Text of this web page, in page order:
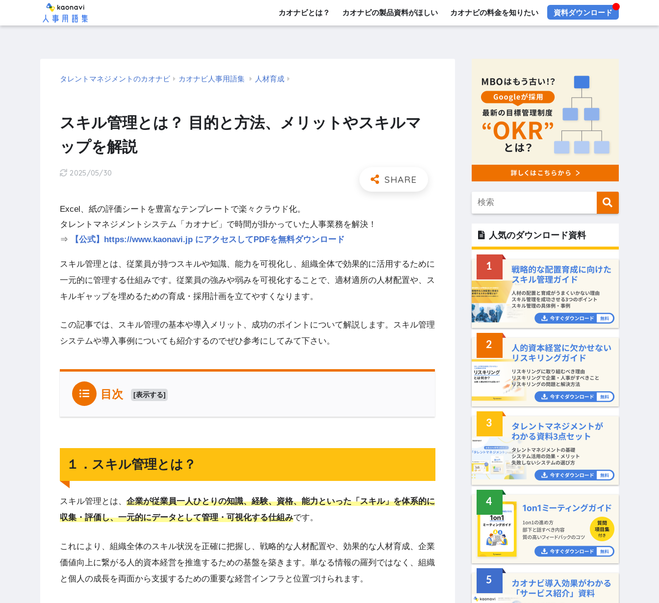
カオナビとは？ カオナビの製品資料がほしい カオナビの料金を知りたい 資料ダウンロード
タレントマネジメントのカオナビ カオナビ人事用語集 人材育成
スキル管理とは？ 目的と方法、メリットやスキルマ
ップを解説
2025/05/30
Excel、紙の評価シートを豊富なテンプレートで楽々クラウド化。
タレントマネジメントシステム「カオナビ」で時間が掛かっていた人事業務を解決！
⇒
【公式】https://www.kaonavi.jp にアクセスしてPDFを無料ダウンロード
スキル管理とは、従業員が持つスキルや知識、能力を可視化し、組織全体で効果的に活用するために
一元的に管理する仕組みです。従業員の強みや弱みを可視化することで、適材適所の人材配置や、ス
キルギャップを埋めるための育成・採用計画を立てやすくなります。
この記事では、スキル管理の基本や導入メリット、成功のポイントについて解説します。スキル管理
システムや導入事例についても紹介するのでぜひ参考にしてみて下さい。
目次 [表示する]
１．スキル管理とは？
スキル管理とは、 企業が従業員一人ひとりの知識、経験、資格、能力といった「スキル」を体系的に
収集・評価し、一元的にデータとして管理・可視化する仕組みです。
これにより、組織全体のスキル状況を正確に把握し、戦略的な人材配置や、効果的な人材育成、企業
価値向上に繋がる人的資本経営を推進するための基盤を築きます。単なる情報の羅列ではなく、組織
と個人の成長を両面から支援するための重要な経営インフラと位置づけられます。
人気のダウンロード資料